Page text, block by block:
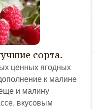
сорта.
ценных ягодных
к малине
и малину
вкусовым